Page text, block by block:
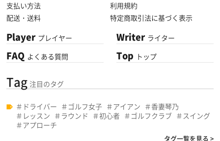
支払い方法
利用規約
配送・送料
特定商取引法に基づく表示
Player プレイヤー
FAQ よくある質問
Writer ライター
Top トップ
Tag 注目のタグ
ドライバー ゴルフ女子 アイアン
香妻琴乃
レッスン
ラウンド 初心者 ゴルフクラブ
スイング
アプローチ
タグ一覧を見る >